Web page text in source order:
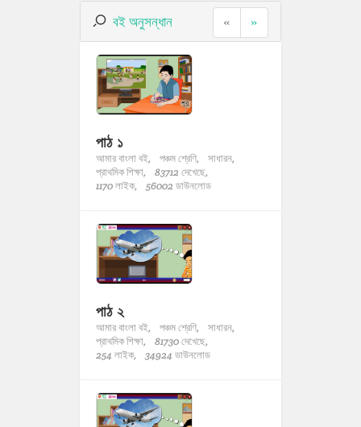
বই অনুসন্ধান « »
পাঠ ১
আমার বাংলা বই, পঞ্চম শ্রেণি,
সাধারন,
প্রাথমিক শিক্ষা,
83712 দেখেছে,
1170 লাইক,
56002 ডাউনলোড
পাঠ ২
আমার বাংলা বই, পঞ্চম শ্রেণি,
সাধারন,
প্রাথমিক শিক্ষা,
81730 দেখেছে,
254 লাইক,
34924 ডাউনলোড